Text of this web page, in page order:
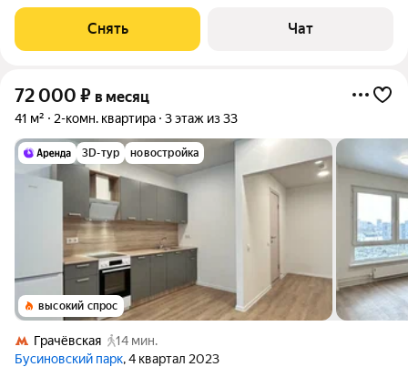
Духовой шкаф Стиральная машина Холодильник
Микроволновка Дом - монолитный.
Снять Чат
72 000 ₽ в месяц
41 м² 2-комн. квартира 3 этаж из 33
3D-тур новостройка
высокий спрос
Грачёвская
14 мин.
Бусиновский парк, 4 квартал 2023